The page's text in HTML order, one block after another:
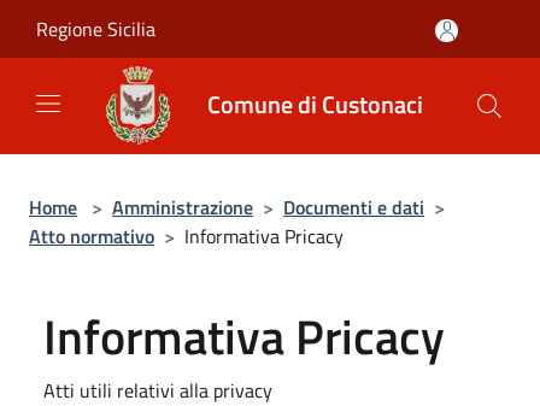
Regione Sicilia
Comune di Custonaci
Home > Amministrazione > Documenti e dati >
Atto normativo > Informativa Pricacy
Informativa Pricacy
Atti utili relativi alla privacy